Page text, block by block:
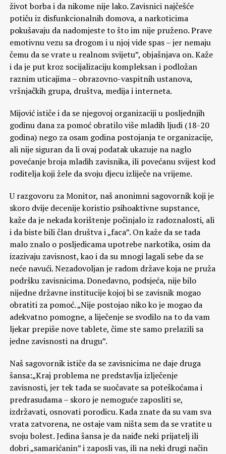
život borba i da nikome nije lako. Zavisnici najčešće
potiču iz disfunkcionalnih domova, a narkoticima
pokušavaju da nadomjeste to što im nije pruženo. Prave
emotivnu vezu sa drogom i u njoj vide spas – jer nemaju
čemu da se vrate u realnom svijetu”, objašnjava on. Kaže
i da je put kroz socijalizaciju kompleksan i podložan
raznim uticajima – obrazovno-vaspitnih ustanova,
vršnjačkih grupa, društva, medija i interneta.
Mijović ističe i da se njegovoj organizaciji u posljednjih
godinu dana za pomoć obratilo više mladih ljudi (18-20
godina) nego za osam godina postojanja te organizacije,
ali nije siguran da li ovaj podatak ukazuje na naglo
povećanje broja mladih zavisnika, ili povećanu svijest kod
roditelja koji žele da svoju djecu izliječe na vrijeme.
U razgovoru za Monitor, naš anonimni sagovornik koji je
skoro dvije decenije koristio psihoaktivne supstance,
kaže da je nekada korištenje počinjalo iz radoznalosti, ali
i da biste bili član društva i „faca”. On kaže da se tada
malo znalo o posljedicama upotrebe narkotika, osim da
izazivaju zavisnost, kao i da su mnogi lagali sebe da se
neće navući. Nezadovoljan je radom države koja ne pruža
podršku zavisnicima. Donedavno, podsjeća, nije bilo
nijedne državne institucije kojoj bi se zavisnik mogao
obratiti za pomoć. „Nije postojao niko ko je mogao da
adekvatno pomogne, a liječenje se svodilo na to da vam
ljekar prepiše nove tablete, čime ste samo prelazili sa
jedne zavisnosti na drugu”.
Naš sagovornik ističe da se zavisnicima ne daje druga
šansa:„Kraj problema ne predstavlja izlječenje
zavisnosti, jer tek tada se suočavate sa poteškoćama i
predrasudama – skoro je nemoguće zaposliti se,
izdržavati, osnovati porodicu. Kada znate da su vam sva
vrata zatvorena, ne ostaje vam ništa sem da se vratite u
svoju bolest. Jedina šansa je da naiđe neki prijatelj ili
dobri „samarićanin” i zaposli vas, ili na neki drugi način